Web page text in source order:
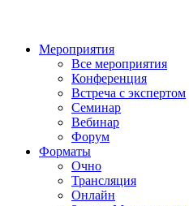
Мероприятия
Все мероприятия
Конференция
Встреча с экспертом
Семинар
Вебинар
Форум
Форматы
Очно
Трансляция
Онлайн